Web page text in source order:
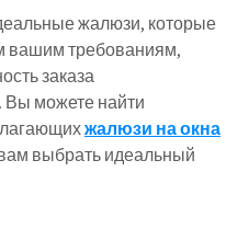
жалюзи, которые
вашим требованиям,
заказа
Вы можете найти
жалюзи на окна
выбрать идеальный